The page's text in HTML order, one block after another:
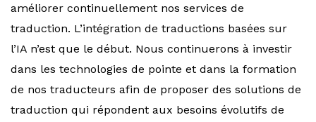
améliorer continuellement nos services de
traduction. L’intégration de traductions basées sur
l’IA n’est que le début. Nous continuerons à investir
dans les technologies de pointe et dans la formation
de nos traducteurs afin de proposer des solutions de
traduction qui répondent aux besoins évolutifs de